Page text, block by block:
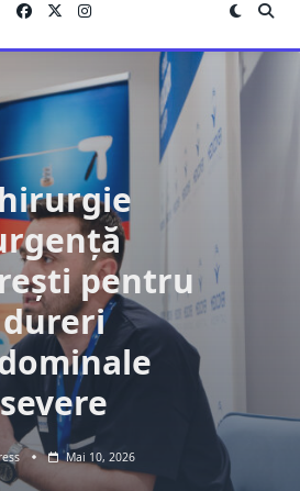
pentru
dureri
severe
Mai 10, 2026